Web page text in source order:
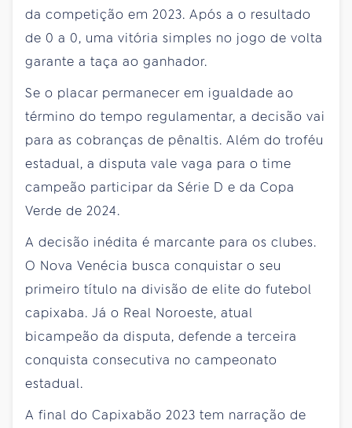
da competição em 2023. Após a o resultado
de 0 a 0, uma vitória simples no jogo de volta
garante a taça ao ganhador.
Se o placar permanecer em igualdade ao
término do tempo regulamentar, a decisão vai
para as cobranças de pênaltis. Além do troféu
estadual, a disputa vale vaga para o time
campeão participar da Série D e da Copa
Verde de 2024.
A decisão inédita é marcante para os clubes.
O Nova Venécia busca conquistar o seu
primeiro título na divisão de elite do futebol
capixaba. Já o Real Noroeste, atual
bicampeão da disputa, defende a terceira
conquista consecutiva no campeonato
estadual.
A final do Capixabão 2023 tem narração de